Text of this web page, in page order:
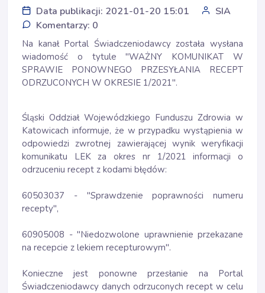
Data publikacji: 2021-01-20 15:01
SIA
Komentarzy: 0
Na kanał Portal Świadczeniodawcy została wysłana
wiadomość o tytule "WAŻNY KOMUNIKAT W
SPRAWIE PONOWNEGO PRZESYŁANIA RECEPT
ODRZUCONYCH W OKRESIE 1/2021".
Śląski Oddział Wojewódzkiego Funduszu Zdrowia w
Katowicach informuje, że w przypadku wystąpienia w
odpowiedzi zwrotnej zawierającej wynik weryfikacji
komunikatu LEK za okres nr 1/2021 informacji o
odrzuceniu recept z kodami błędów:
60503037 - "Sprawdzenie poprawności numeru
recepty",
60905008 - "Niedozwolone uprawnienie przekazane
na recepcie z lekiem recepturowym".
Konieczne jest ponowne przesłanie na Portal
Świadczeniodawcy danych odrzuconych recept w celu